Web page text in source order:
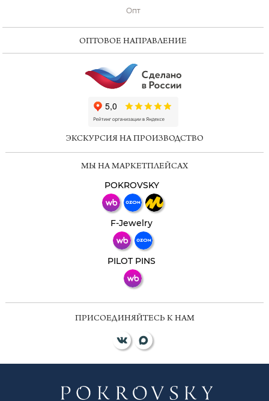
Опт
ОПТОВОЕ НАПРАВЛЕНИЕ
ЭКСКУРСИЯ НА ПРОИЗВОДСТВО
МЫ НА МАРКЕТПЛЕЙСАХ
POKROVSKY
F-Jewelry
PILOT PINS
ПРИСОЕДИНЯЙТЕСЬ К НАМ